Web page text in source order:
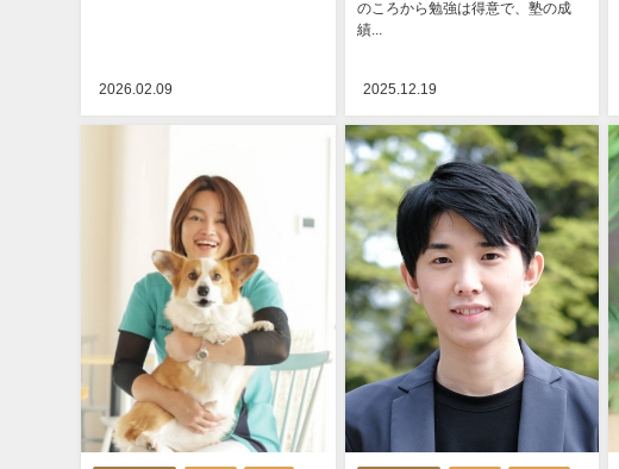
2026.02.09
のころから勉強は得意で、塾の成
績...
2025.12.19